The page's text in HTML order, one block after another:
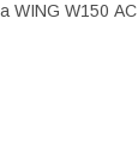
WING W150 АС